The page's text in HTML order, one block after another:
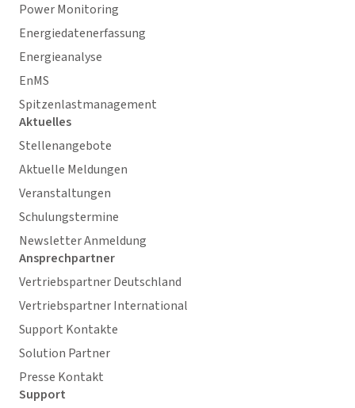
Power Monitoring
Energiedatenerfassung
Energieanalyse
EnMS
Spitzenlastmanagement
Aktuelles
Stellenangebote
Aktuelle Meldungen
Veranstaltungen
Schulungstermine
Newsletter Anmeldung
Ansprechpartner
Vertriebspartner Deutschland
Vertriebspartner International
Support Kontakte
Solution Partner
Presse Kontakt
Support